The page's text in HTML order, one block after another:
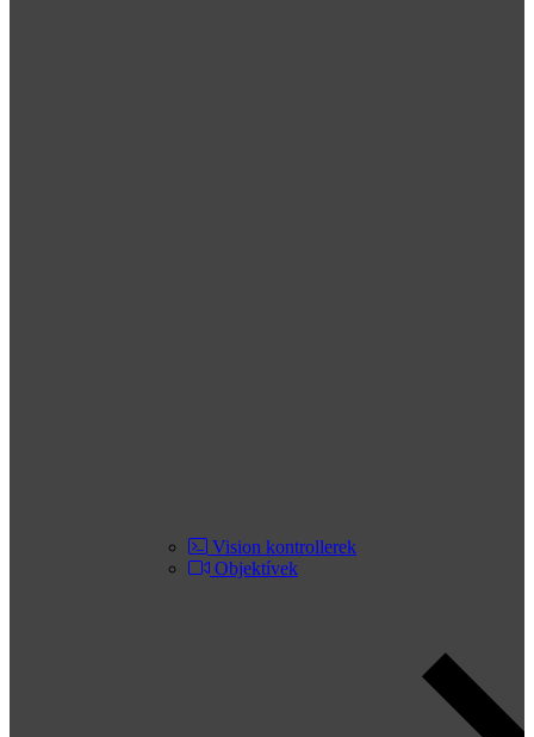
Vision kontrollerek
Objektívek